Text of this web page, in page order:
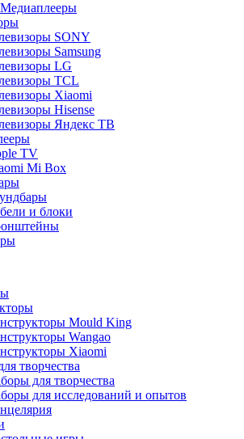
SONY
Samsung
LG
TCL
Xiaomi
Hisense
Яндекс ТВ
TV
Mi Box
и блоки
Mould King
Wangao
Xiaomi
творчества
для творчества
для исследований и опытов